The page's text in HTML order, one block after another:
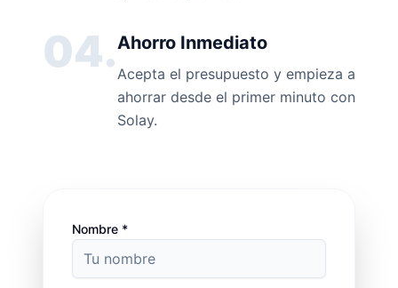
04.Ahorro Inmediato
Acepta el presupuesto y empieza a
ahorrar desde el primer minuto con
Solay.
Nombre *